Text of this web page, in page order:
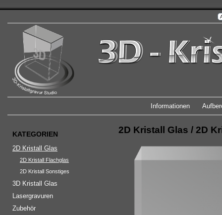
Informationen
KATEGORIEN
2D Kristall Glas
2D Kristall Flachglas
2D Kristall Sonstiges
3D Kristall Glas
Lasergravuren
Zubehör
2D Kristall Glas / 2D